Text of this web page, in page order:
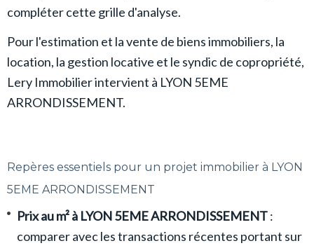
compléter cette grille d'analyse.
Pour l'estimation et la vente de biens immobiliers, la
location, la gestion locative et le syndic de copropriété,
Lery Immobilier intervient à LYON 5EME
ARRONDISSEMENT.
Repères essentiels pour un projet immobilier à LYON
5EME ARRONDISSEMENT
Prix au m² à LYON 5EME ARRONDISSEMENT:
comparer avec les transactions récentes portant sur